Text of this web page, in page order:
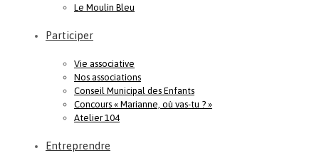
Le Moulin Bleu
Participer
Vie associative
Nos associations
Conseil Municipal des Enfants
Concours « Marianne, où vas-tu ? »
Atelier 104
Entreprendre